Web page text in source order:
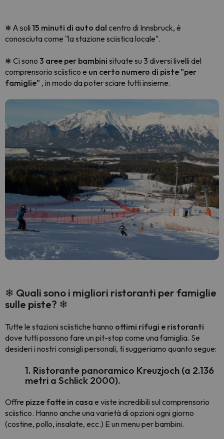
❄ A soli 15 minuti di auto dal centro di Innsbruck, è
conosciuta come "la stazione sciistica locale".
❄ Ci sono 3 aree per bambini situate su 3 diversi livelli del
comprensorio sciistico e un certo numero di piste "per
famiglie" , in modo da poter sciare tutti insieme.
❄ Quali sono i migliori ristoranti per famiglie
sulle piste? ❄
Tutte le stazioni sciistiche hanno ottimi rifugi e ristoranti
dove tutti possono fare un pit-stop come una famiglia. Se
desideri i nostri consigli personali, ti suggeriamo quanto segue:
1. Ristorante panoramico Kreuzjoch (a 2.136
metri a Schlick 2000).
Offre pizze fatte in casa e viste incredibili sul comprensorio
sciistico. Hanno anche una varietà di opzioni ogni giorno
(costine, pollo, insalate, ecc.) E un menu per bambini.